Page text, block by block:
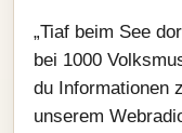
„Tiaf beim See
bei 1000
du Informationen
unserem